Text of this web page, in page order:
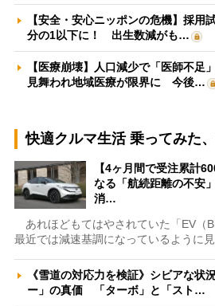
【安全・安心ニッポンの危機】採用
分の1以下に！ 出生数減がも…
【医療崩壊】人口減少で「医師不足
見舞われ地域医療が限界に 今後…
快適クルマ生活 乗ってみた
【4ヶ月間で受注累計
なる「航続距離の不安
消…
あれほどもてはやされていた「EV（
最近では減速基調になっているように
《雪道の対応力を検証》シビアな状
ー」の真価 「ターボ」と「スト…